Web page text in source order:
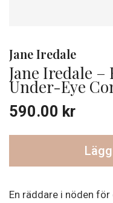
Jane Iredale
Jane Iredale
Under-Eye
590.00 kr
En räddare i nöden